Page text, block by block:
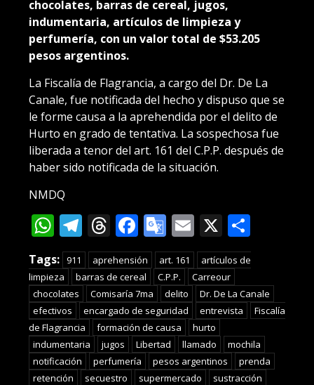
chocolates, barras de cereal, jugos,
indumentaria, artículos de limpieza y
perfumería, con un valor total de $53.205
pesos argentinos.
La Fiscalía de Flagrancia, a cargo del Dr. De La
Canale, fue notificada del hecho y dispuso que se
le forme causa a la aprehendida por el delito de
Hurto en grado de tentativa. La sospechosa fue
liberada a tenor del art. 161 del C.P.P. después de
haber sido notificada de la situación.
NMDQ
WhatsApp
Telegram
Threads
Facebook
Google
Translate
Email
X
Tags: 911 aprehensión art. 161
artículos de
limpieza
barras de cereal C.P.P.
Carreour
chocolates
Comisaría 7ma delito
Dr. De La Canale
efectivos
encargado de seguridad entrevista
Fiscalía
de Flagrancia
formación de causa
hurto
indumentaria
jugos Libertad llamado
mochila
notificación
perfumería pesos argentinos
prenda
retención
secuestro supermercado
sustracción